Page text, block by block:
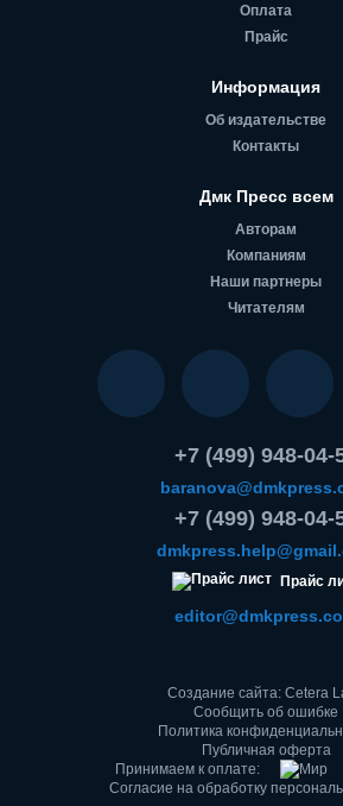
Оплата
Прайс
Информация
Об издательстве
Контакты
Дмк Пресс всем
Авторам
Компаниям
Наши партнеры
Читателям
+7 (499) 948-04-
+7 (499) 948-04-
Прайс
Создание сайта: Cetera
Сообщить об ошибке
Политика
Публичная оферта
Принимаем к оплате:
Согласие на обработку